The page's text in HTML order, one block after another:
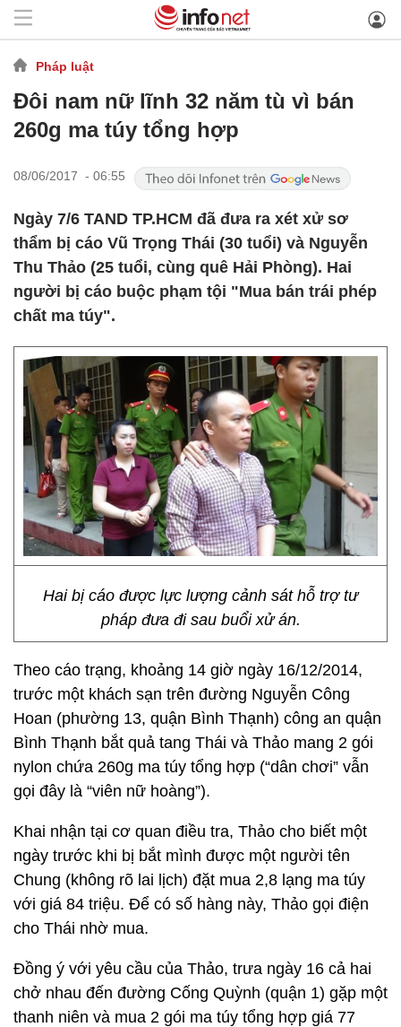
Pháp luật
Đôi nam nữ lĩnh 32 năm tù vì bán
260g ma túy tổng hợp
08/06/2017 - 06:55
Ngày 7/6 TAND TP.HCM đã đưa ra xét xử sơ
thẩm bị cáo Vũ Trọng Thái (30 tuổi) và Nguyễn
Thu Thảo (25 tuổi, cùng quê Hải Phòng). Hai
người bị cáo buộc phạm tội "Mua bán trái phép
chất ma túy".
Hai bị cáo được lực lượng cảnh sát hỗ trợ tư
pháp đưa đi sau buổi xử án.
Theo cáo trạng, khoảng 14 giờ ngày 16/12/2014,
trước một khách sạn trên đường Nguyễn Công
Hoan (phường 13, quận Bình Thạnh) công an quận
Bình Thạnh bắt quả tang Thái và Thảo mang 2 gói
nylon chứa 260g ma túy tổng hợp (“dân chơi” vẫn
gọi đây là “viên nữ hoàng”).
Khai nhận tại cơ quan điều tra, Thảo cho biết một
ngày trước khi bị bắt mình được một người tên
Chung (không rõ lai lịch) đặt mua 2,8 lạng ma túy
với giá 84 triệu. Để có số hàng này, Thảo gọi điện
cho Thái nhờ mua.
Đồng ý với yêu cầu của Thảo, trưa ngày 16 cả hai
chở nhau đến đường Cống Quỳnh (quận 1) gặp một
thanh niên và mua 2 gói ma túy tổng hợp giá 77